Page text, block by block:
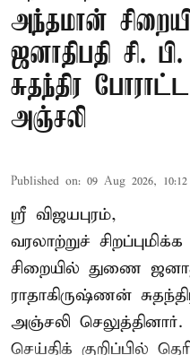
அந்தமான்
ஜனாதிபதி சி.
சுதந்திர
அஞ்சலி
Published on: 09 Aug 2026,
ஸ்ரீ விஜயபுரம்,
வரலாற்றுச்
சிறையில் துணை
ராதாகிருஷ்ணன்
அஞ்சலி
செய்திக் குறிப்பில்